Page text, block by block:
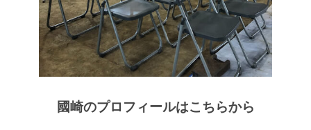
國崎のプロフィールはこちらから